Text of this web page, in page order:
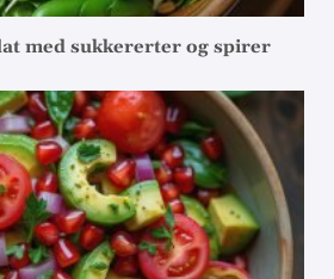
med sukkererter og spirer